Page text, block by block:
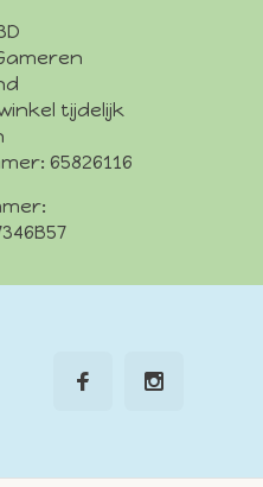
tijdelijk
65826116